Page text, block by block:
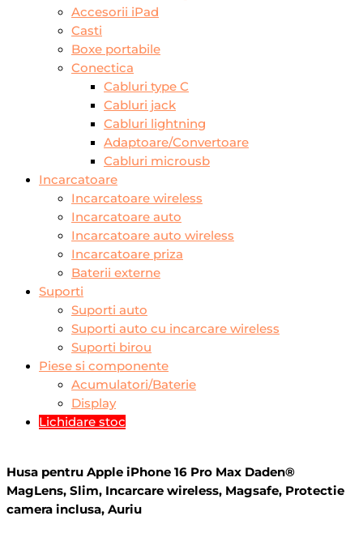
Accesorii iPad
Casti
Boxe portabile
Conectica
Cabluri type C
Cabluri jack
Cabluri lightning
Adaptoare/Convertoare
Cabluri microusb
Incarcatoare
Incarcatoare wireless
Incarcatoare auto
Incarcatoare auto wireless
Incarcatoare priza
Baterii externe
Suporti
Suporti auto
Suporti auto cu incarcare wireless
Suporti birou
Piese si componente
Acumulatori/Baterie
Display
Lichidare stoc
Husa pentru Apple iPhone 16 Pro Max Daden®
MagLens, Slim, Incarcare wireless, Magsafe, Protectie
camera inclusa, Auriu